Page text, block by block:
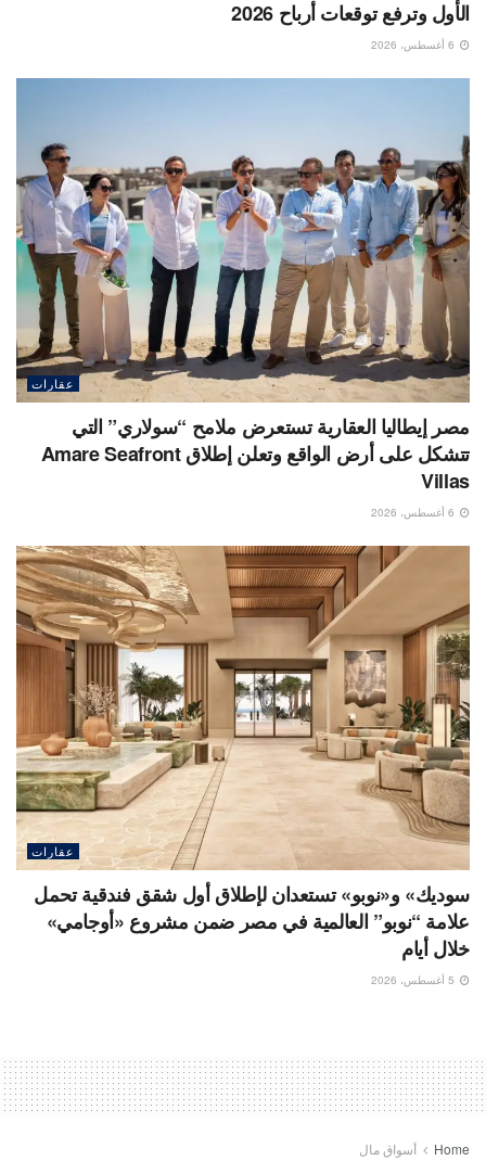
الأول وترفع توقعات أرباح 2026
عقارات
مصر إيطاليا العقارية تستعرض ملامح “سولاري” التي
تتشكل على أرض الواقع وتعلن إطلاق Amare Seafront
Villas
عقارات
سوديك» و«نوبو» تستعدان لإطلاق أول شقق فندقية تحمل
علامة “نوبو” العالمية في مصر ضمن مشروع «أوجامي»
خلال أيام
Home أسواق مال